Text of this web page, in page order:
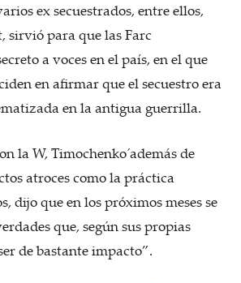
ex secuestrados, entre ellos,
sirvió para que las Farc
a voces en el país, en el que
en afirmar que el secuestro era
en la antigua guerrilla.
la W, ´Timochenko´ además de
atroces como la práctica
dijo que en los próximos meses se
que, según sus propias
de bastante impacto”.